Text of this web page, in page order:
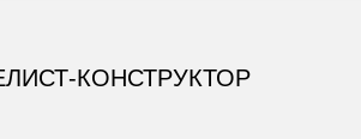
КОНСТРУКТОР